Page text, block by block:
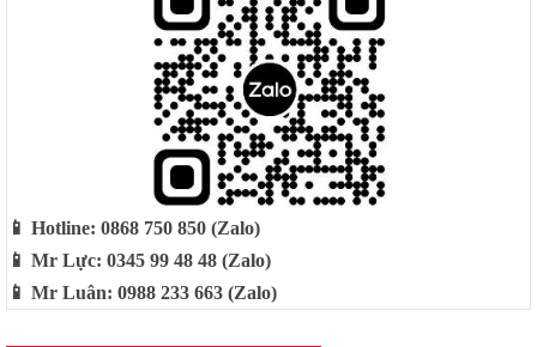
📱 Hotline: 0868 750 850 (Zalo)
📱 Mr Lực: 0345 99 48 48 (Zalo)
📱 Mr Luân: 0988 233 663 (Zalo)